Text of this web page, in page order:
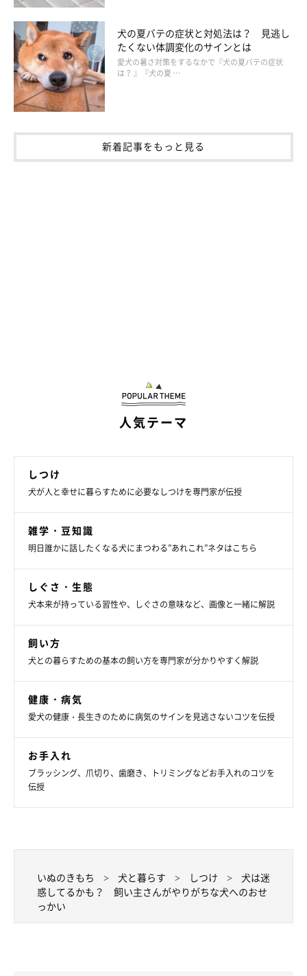
介しました。飼い主さんが犬を思って行動していても、犬は迷惑
に感じているかもしれません。ふだんのお世話を見直してみてく
ださいね。
飼い主さんの「よかれと思って」が 犬的には「大きなお世話」
な、３つのこと
参考／「いぬのきもち」WEB MAGAZINE『飼い主さんの「よかれ
犬の夏バテの症状と対処法は？ 見逃し
たくない体調変化のサインとは
愛犬の暑さ対策をするなかで『犬の夏バテの症状
は？ 』『犬の夏 …
新着記事をもっと見る
人気テーマ
しつけ
犬が人と幸せに暮らすために必要なしつけを専門家が伝授
雑学・豆知識
明日誰かに話したくなる犬にまつわる”あれこれ”ネタはこちら
しぐさ・生態
犬本来が持っている習性や、しぐさの意味など、画像と一緒に解説
飼い方
犬との暮らすための基本の飼い方を専門家が分かりやすく解説
健康・病気
愛犬の健康・長生きのために病気のサインを見逃さないコツを伝授
お手入れ
ブラッシング、爪切り、歯磨き、トリミングなどお手入れのコツを
伝授
いぬのきもち 犬と暮らす しつけ
犬は迷
惑してるかも？ 飼い主さんがやりがちな犬へのおせ
っかい